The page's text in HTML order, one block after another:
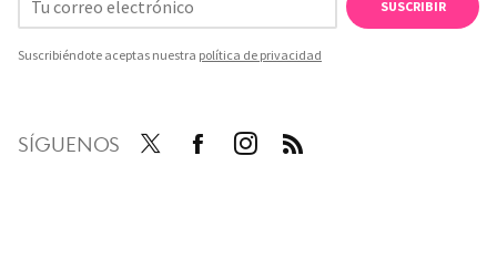
SUSCRIBIR
Suscribiéndote aceptas nuestra política de privacidad
SÍGUENOS